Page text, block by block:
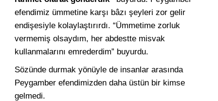
efendimiz ümmetine karşı bâzı şeyleri zor gelir
endişesiyle kolaylaştırırdı. “Ümmetime zorluk
vermemiş olsaydım, her abdestte misvak
kullanmalarını emrederdim” buyurdu.
Sözünde durmak yönüyle de insanlar arasında
Peygamber efendimizden daha üstün bir kimse
gelmedi.